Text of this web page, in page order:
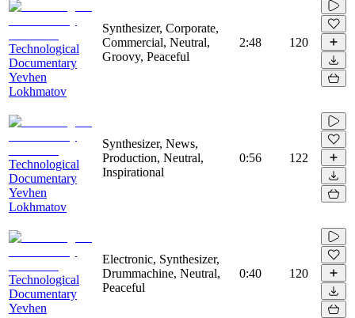
Technological
Documentary
Yevhen
Lokhmatov
Synthesizer, Corporate,
Commercial, Neutral,
Groovy, Peaceful
2:48 120
Technological
Documentary
Yevhen
Lokhmatov
Synthesizer, News,
Production, Neutral,
Inspirational
0:56 122
Technological
Documentary
Yevhen
Electronic, Synthesizer,
Drummachine, Neutral,
Peaceful
0:40 120